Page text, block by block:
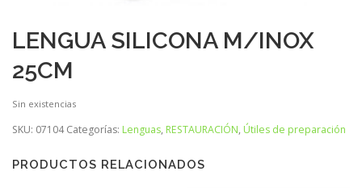
LENGUA SILICONA M/INOX
25CM
Sin existencias
SKU: 07104 Categorías: Lenguas, RESTAURACIÓN, Útiles de preparación
PRODUCTOS RELACIONADOS